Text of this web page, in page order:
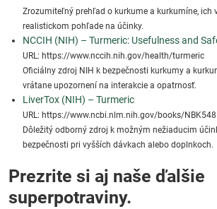
Zrozumiteľný prehľad o kurkume a kurkumíne, ich
realistickom pohľade na účinky.
NCCIH (NIH) – Turmeric: Usefulness and
URL: https://www.nccih.nih.gov/health/turmeric
Oficiálny zdroj NIH k bezpečnosti kurkumy a
vrátane upozornení na interakcie a opatrnosť.
LiverTox (NIH) – Turmeric
URL: https://www.ncbi.nlm.nih.gov/books/
Dôležitý odborný zdroj k možným nežiaducim
bezpečnosti pri vyšších dávkach alebo doplnkoch.
Prezrite si aj naše ďalšie
superpotraviny.